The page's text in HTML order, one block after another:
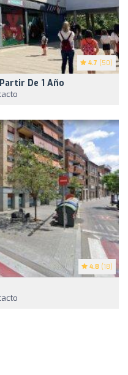
4.7 (50)
De 1 Año
4.8 (18)